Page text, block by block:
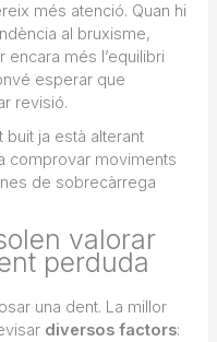
més atenció. Quan hi
al bruxisme,
més l’equilibri
esperar que
revisió.
ja està alterant
comprovar moviments
de sobrecàrrega
valorar
perduda
una dent. La millor
diversos factors: